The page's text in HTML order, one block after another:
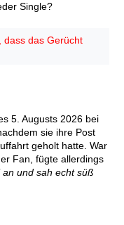
Single?
dass das Gerücht
5. Augusts 2026 bei
sie ihre Post
geholt hatte. War
Fan, fügte allerdings
und sah echt süß